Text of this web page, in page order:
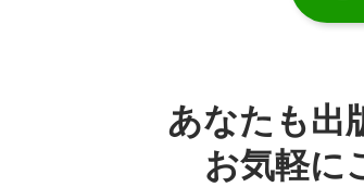
あなたも出
お気軽に